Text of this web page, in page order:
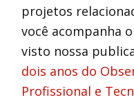
projetos
você acompanha
visto nossa
dois anos do
Profissional e